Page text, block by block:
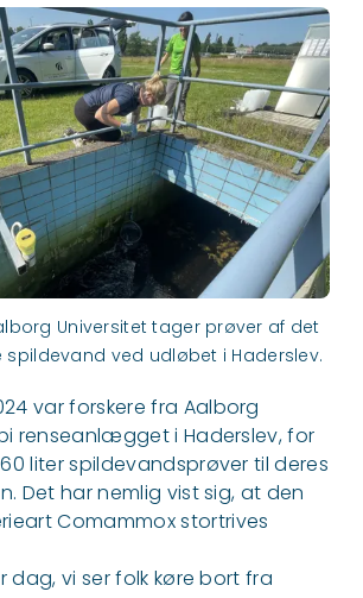
Universitet tager prøver af det
ved udløbet i Haderslev.
var forskere fra Aalborg
renseanlægget i Haderslev, for
liter spildevandsprøver til deres
Det har nemlig vist sig, at den
Comammox stortrives
dag, vi ser folk køre bort fra